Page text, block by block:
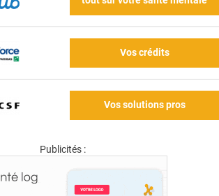
Vos crédits
Vos solutions pros
Publicités :